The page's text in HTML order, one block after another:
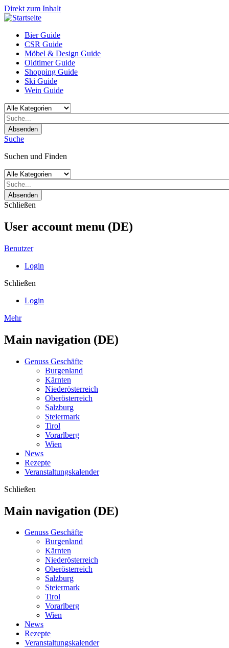
Direkt zum Inhalt
Bier Guide
CSR Guide
Möbel & Design Guide
Oldtimer Guide
Shopping Guide
Ski Guide
Wein Guide
Absenden
Suche
Suchen und Finden
Absenden
Schließen
User account menu (DE)
Benutzer
Login
Schließen
Login
Mehr
Main navigation (DE)
Genuss Geschäfte
Burgenland
Kärnten
Niederösterreich
Oberösterreich
Salzburg
Steiermark
Tirol
Vorarlberg
Wien
News
Rezepte
Veranstaltungskalender
Schließen
Main navigation (DE)
Genuss Geschäfte
Burgenland
Kärnten
Niederösterreich
Oberösterreich
Salzburg
Steiermark
Tirol
Vorarlberg
Wien
News
Rezepte
Veranstaltungskalender